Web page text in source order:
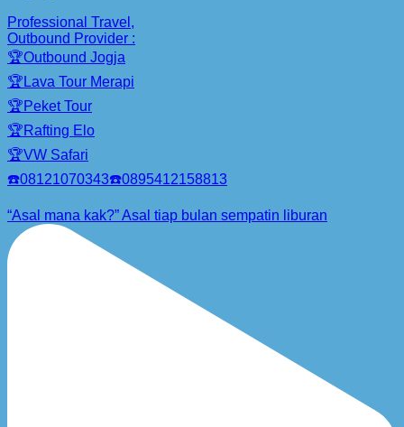
Professional Travel,
Outbound Provider :
🏆Outbound Jogja
🏆Lava Tour Merapi
🏆Peket Tour
🏆Rafting Elo
🏆VW Safari
☎️08121070343☎️0895412158813
“Asal mana kak?” Asal tiap bulan sempatin liburan